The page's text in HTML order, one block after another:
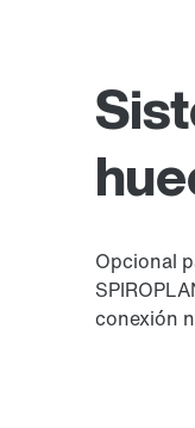
Opcional
conexión